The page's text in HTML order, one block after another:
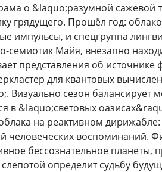
о &laquo;разумной
грядущего. Прошёл год:
импульсы, и спецгруппа
семиотик Майя, внезапно
представления об
для квантовых
сезон балансирует
в &laquo;световых
на реактивном дирижабле:
человеческих воспоминаний.
бессознательное планеты,
определит судьбу